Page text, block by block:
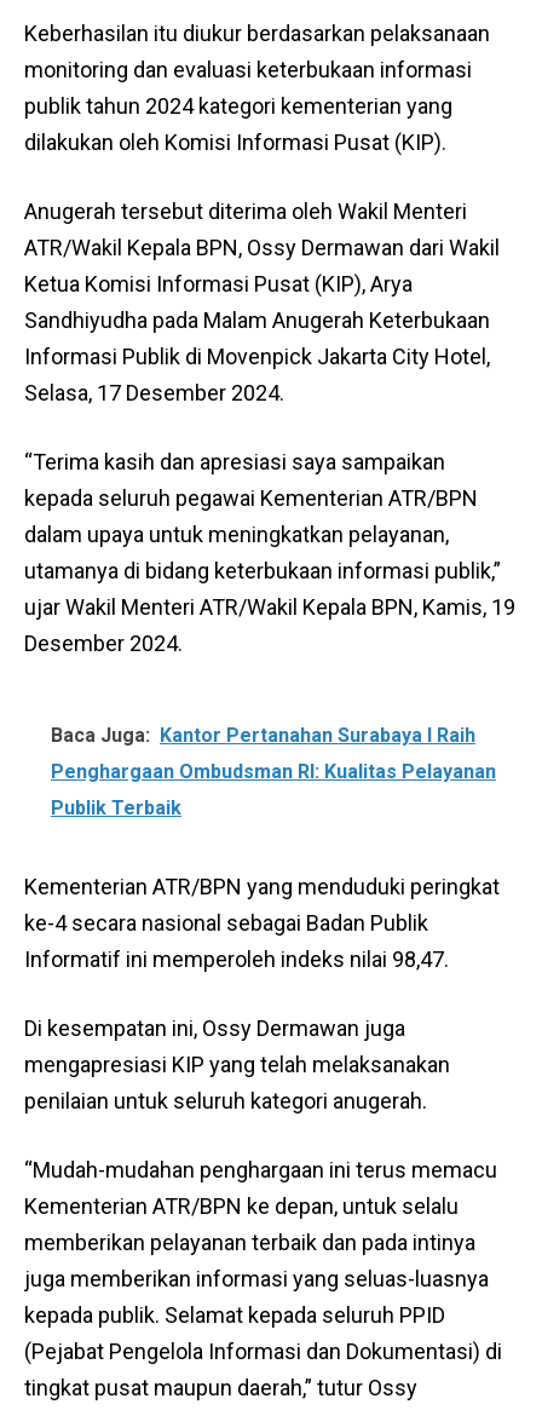
Keberhasilan itu diukur berdasarkan pelaksanaan
monitoring dan evaluasi keterbukaan informasi
publik tahun 2024 kategori kementerian yang
dilakukan oleh Komisi Informasi Pusat (KIP).
Anugerah tersebut diterima oleh Wakil Menteri
ATR/Wakil Kepala BPN, Ossy Dermawan dari Wakil
Ketua Komisi Informasi Pusat (KIP), Arya
Sandhiyudha pada Malam Anugerah Keterbukaan
Informasi Publik di Movenpick Jakarta City Hotel,
Selasa, 17 Desember 2024.
“Terima kasih dan apresiasi saya sampaikan
kepada seluruh pegawai Kementerian ATR/BPN
dalam upaya untuk meningkatkan pelayanan,
utamanya di bidang keterbukaan informasi publik,”
ujar Wakil Menteri ATR/Wakil Kepala BPN, Kamis, 19
Desember 2024.
Baca Juga: Kantor Pertanahan Surabaya I Raih
Penghargaan Ombudsman RI: Kualitas Pelayanan
Publik Terbaik
Kementerian ATR/BPN yang menduduki peringkat
ke-4 secara nasional sebagai Badan Publik
Informatif ini memperoleh indeks nilai 98,47.
Di kesempatan ini, Ossy Dermawan juga
mengapresiasi KIP yang telah melaksanakan
penilaian untuk seluruh kategori anugerah.
“Mudah-mudahan penghargaan ini terus memacu
Kementerian ATR/BPN ke depan, untuk selalu
memberikan pelayanan terbaik dan pada intinya
juga memberikan informasi yang seluas-luasnya
kepada publik. Selamat kepada seluruh PPID
(Pejabat Pengelola Informasi dan Dokumentasi) di
tingkat pusat maupun daerah,” tutur Ossy